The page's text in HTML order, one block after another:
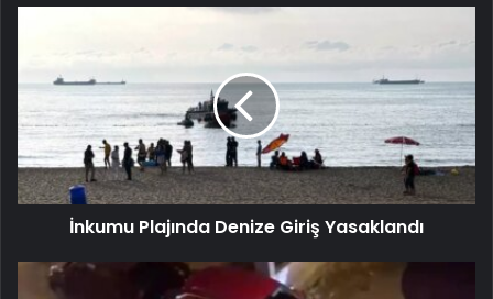
İnkumu Plajında Denize Giriş Yasaklandı